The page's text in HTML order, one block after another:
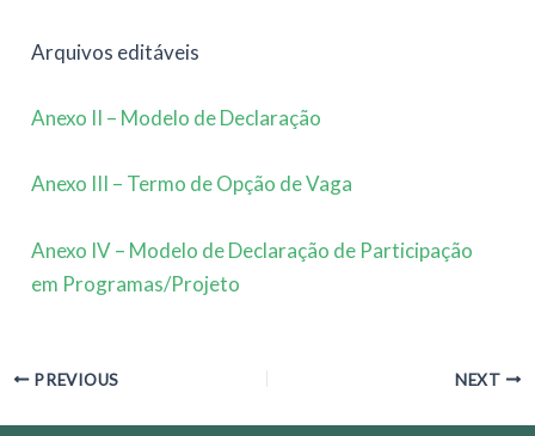
Arquivos editáveis
Anexo II – Modelo de Declaração
Anexo III – Termo de Opção de Vaga
Anexo IV – Modelo de Declaração de Participação
em Programas/Projeto
Post
PREVIOUS NEXT